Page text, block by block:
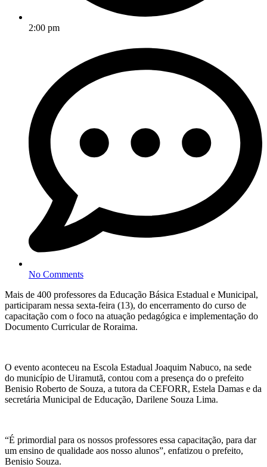
2:00 pm
No Comments
Mais de 400 professores da Educação Básica Estadual e Municipal,
participaram nessa sexta-feira (13), do encerramento do curso de
capacitação com o foco na atuação pedagógica e implementação do
Documento Curricular de Roraima.
O evento aconteceu na Escola Estadual Joaquim Nabuco, na sede
do município de Uiramutã, contou com a presença do o prefeito
Benisio Roberto de Souza, a tutora da CEFORR, Estela Damas e da
secretária Municipal de Educação, Darilene Souza Lima.
“É primordial para os nossos professores essa capacitação, para dar
um ensino de qualidade aos nosso alunos”, enfatizou o prefeito,
Benisio Souza.